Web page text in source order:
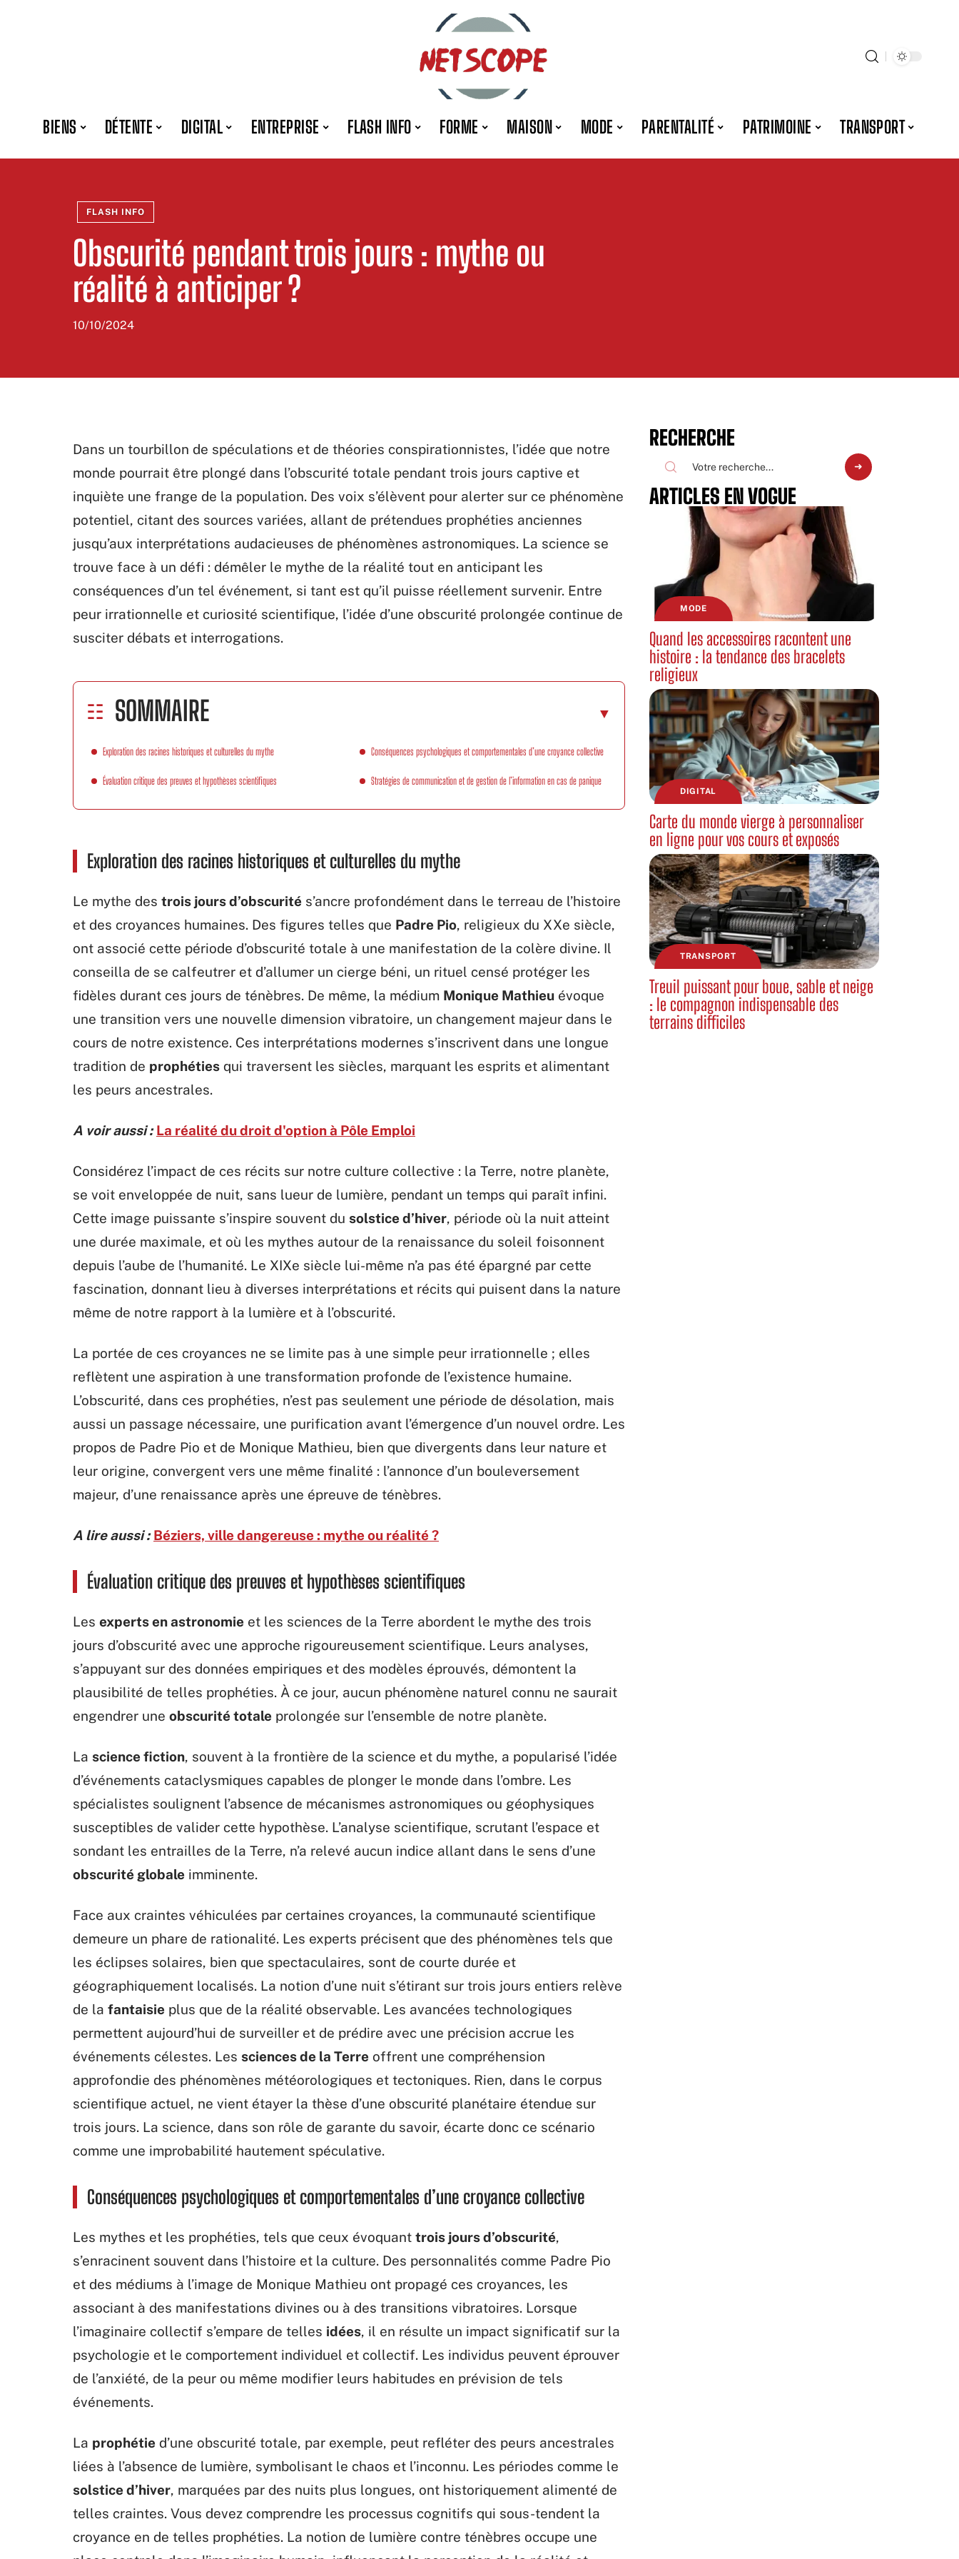
BIENS DÉTENTE DIGITAL ENTREPRISE FLASH INFO FORME MAISON MODE PARENTALITÉ PATRIMOINE TRANSPORT
FLASH INFO
Obscurité pendant trois jours : mythe ou
réalité à anticiper ?
10/10/2024
Dans un tourbillon de spéculations et de théories conspirationnistes, l’idée que notre
monde pourrait être plongé dans l’obscurité totale pendant trois jours captive et
inquiète une frange de la population. Des voix s’élèvent pour alerter sur ce phénomène
potentiel, citant des sources variées, allant de prétendues prophéties anciennes
jusqu’aux interprétations audacieuses de phénomènes astronomiques. La science se
trouve face à un défi : démêler le mythe de la réalité tout en anticipant les
conséquences d’un tel événement, si tant est qu’il puisse réellement survenir. Entre
peur irrationnelle et curiosité scientifique, l’idée d’une obscurité prolongée continue de
susciter débats et interrogations.
SOMMAIRE
Exploration des racines historiques et culturelles du mythe
Évaluation critique des preuves et hypothèses scientifiques
Conséquences psychologiques et comportementales d’une croyance collective
Stratégies de communication et de gestion de l’information en cas de panique
Exploration des racines historiques et culturelles du mythe
Le mythe des trois jours d’obscurité s’ancre profondément dans le terreau de l’histoire
et des croyances humaines. Des figures telles que Padre Pio, religieux du XXe siècle,
ont associé cette période d’obscurité totale à une manifestation de la colère divine. Il
conseilla de se calfeutrer et d’allumer un cierge béni, un rituel censé protéger les
fidèles durant ces jours de ténèbres. De même, la médium Monique Mathieu évoque
une transition vers une nouvelle dimension vibratoire, un changement majeur dans le
cours de notre existence. Ces interprétations modernes s’inscrivent dans une longue
tradition de prophéties qui traversent les siècles, marquant les esprits et alimentant
les peurs ancestrales.
A voir aussi : La réalité du droit d'option à Pôle Emploi
Considérez l’impact de ces récits sur notre culture collective : la Terre, notre planète,
se voit enveloppée de nuit, sans lueur de lumière, pendant un temps qui paraît infini.
Cette image puissante s’inspire souvent du solstice d’hiver, période où la nuit atteint
une durée maximale, et où les mythes autour de la renaissance du soleil foisonnent
depuis l’aube de l’humanité. Le XIXe siècle lui-même n’a pas été épargné par cette
fascination, donnant lieu à diverses interprétations et récits qui puisent dans la nature
même de notre rapport à la lumière et à l’obscurité.
La portée de ces croyances ne se limite pas à une simple peur irrationnelle ; elles
reflètent une aspiration à une transformation profonde de l’existence humaine.
L’obscurité, dans ces prophéties, n’est pas seulement une période de désolation, mais
aussi un passage nécessaire, une purification avant l’émergence d’un nouvel ordre. Les
propos de Padre Pio et de Monique Mathieu, bien que divergents dans leur nature et
leur origine, convergent vers une même finalité : l’annonce d’un bouleversement
majeur, d’une renaissance après une épreuve de ténèbres.
A lire aussi : Béziers, ville dangereuse : mythe ou réalité ?
Évaluation critique des preuves et hypothèses scientifiques
Les experts en astronomie et les sciences de la Terre abordent le mythe des trois
jours d’obscurité avec une approche rigoureusement scientifique. Leurs analyses,
s’appuyant sur des données empiriques et des modèles éprouvés, démontent la
plausibilité de telles prophéties. À ce jour, aucun phénomène naturel connu ne saurait
engendrer une obscurité totale prolongée sur l’ensemble de notre planète.
La science fiction, souvent à la frontière de la science et du mythe, a popularisé l’idée
d’événements cataclysmiques capables de plonger le monde dans l’ombre. Les
spécialistes soulignent l’absence de mécanismes astronomiques ou géophysiques
susceptibles de valider cette hypothèse. L’analyse scientifique, scrutant l’espace et
sondant les entrailles de la Terre, n’a relevé aucun indice allant dans le sens d’une
obscurité globale imminente.
Face aux craintes véhiculées par certaines croyances, la communauté scientifique
demeure un phare de rationalité. Les experts précisent que des phénomènes tels que
les éclipses solaires, bien que spectaculaires, sont de courte durée et
géographiquement localisés. La notion d’une nuit s’étirant sur trois jours entiers relève
de la fantaisie plus que de la réalité observable. Les avancées technologiques
permettent aujourd’hui de surveiller et de prédire avec une précision accrue les
événements célestes. Les sciences de la Terre offrent une compréhension
approfondie des phénomènes météorologiques et tectoniques. Rien, dans le corpus
scientifique actuel, ne vient étayer la thèse d’une obscurité planétaire étendue sur
trois jours. La science, dans son rôle de garante du savoir, écarte donc ce scénario
comme une improbabilité hautement spéculative.
Conséquences psychologiques et comportementales d’une croyance collective
Les mythes et les prophéties, tels que ceux évoquant trois jours d’obscurité,
s’enracinent souvent dans l’histoire et la culture. Des personnalités comme Padre Pio
et des médiums à l’image de Monique Mathieu ont propagé ces croyances, les
associant à des manifestations divines ou à des transitions vibratoires. Lorsque
l’imaginaire collectif s’empare de telles idées, il en résulte un impact significatif sur la
psychologie et le comportement individuel et collectif. Les individus peuvent éprouver
de l’anxiété, de la peur ou même modifier leurs habitudes en prévision de tels
événements.
La prophétie d’une obscurité totale, par exemple, peut refléter des peurs ancestrales
liées à l’absence de lumière, symbolisant le chaos et l’inconnu. Les périodes comme le
solstice d’hiver, marquées par des nuits plus longues, ont historiquement alimenté de
telles craintes. Vous devez comprendre les processus cognitifs qui sous-tendent la
croyance en de telles prophéties. La notion de lumière contre ténèbres occupe une
RECHERCHE
ARTICLES EN VOGUE
MODE
Quand les accessoires racontent une
histoire : la tendance des bracelets
religieux
DIGITAL
Carte du monde vierge à personnaliser
en ligne pour vos cours et exposés
TRANSPORT
Treuil puissant pour boue, sable et neige
: le compagnon indispensable des
terrains difficiles